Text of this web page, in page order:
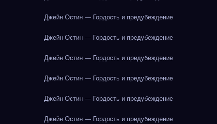
Джейн Остин — Гордость и предубеждение
Джейн Остин — Гордость и предубеждение
Джейн Остин — Гордость и предубеждение
Джейн Остин — Гордость и предубеждение
Джейн Остин — Гордость и предубеждение
Джейн Остин — Гордость и предубеждение